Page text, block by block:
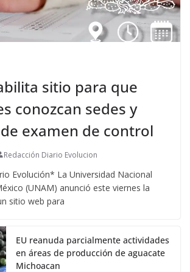
sitio para que
conozcan sedes y
examen de control
Redacción Diario Evolucion
Evolución* La Universidad Nacional
(UNAM) anunció este viernes la
sitio web para
EU reanuda parcialmente actividades
en áreas de producción de aguacate
Michoacan